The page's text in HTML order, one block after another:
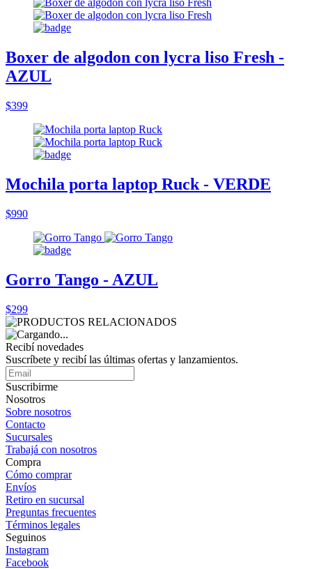
Boxer de algodon con lycra liso Fresh -
AZUL
$399
Mochila porta laptop Ruck - VERDE
$990
Gorro Tango - AZUL
$299
Recibí novedades
Suscríbete y recibí las últimas ofertas y lanzamientos.
Suscribirme
Nosotros
Sobre nosotros
Contacto
Sucursales
Trabajá con nosotros
Compra
Cómo comprar
Envíos
Retiro en sucursal
Preguntas frecuentes
Términos legales
Seguinos
Instagram
Facebook